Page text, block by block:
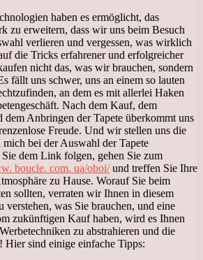
haben es ermöglicht, das
zu erweitern, dass wir uns beim Besuch
verlieren und vergessen, was wirklich
die Tricks erfahrener und erfolgreicher
nicht das, was wir brauchen, sondern
fällt uns schwer, uns an einem so lauten
an dem es mit allerlei Haken
Nach dem Kauf, dem
dem Anbringen der Tapete überkommt uns
Freude. Und wir stellen uns die
mich bei der Auswahl der Tapete
dem Link folgen, gehen Sie zum
boucle. com. ua/oboi/und treffen Sie Ihre
zu Hause. Worauf Sie beim
sollten, verraten wir Ihnen in diesem
verstehen, was Sie brauchen, und eine
zukünftigen Kauf haben, wird es Ihnen
zu abstrahieren und die
sind einige einfache Tipps: